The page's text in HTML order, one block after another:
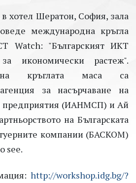
хотел Шератон, София, зала
международна кръгла
Watch: "Българският ИКТ
икономически растеж".
на кръглата маса са
за насърчаване на
предприятия (ИАНМСП) и Ай
на Българската
компании (БАСКОМ)
see.
http://workshop.idg.bg/?